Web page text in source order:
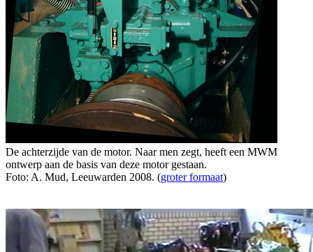
De achterzijde van de motor. Naar men zegt, heeft een MWM
ontwerp aan de basis van deze motor gestaan.
Foto: A. Mud, Leeuwarden 2008. (groter formaat)